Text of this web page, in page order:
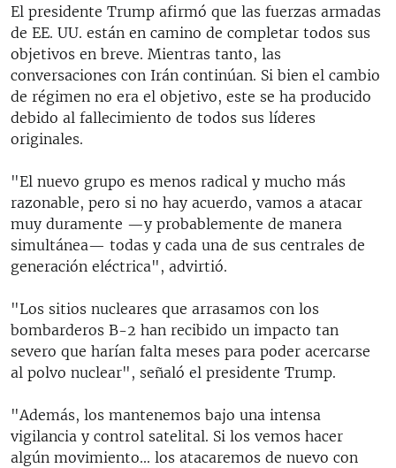
El presidente Trump afirmó que las fuerzas armadas
de EE. UU. están en camino de completar todos sus
objetivos en breve. Mientras tanto, las
conversaciones con Irán continúan. Si bien el cambio
de régimen no era el objetivo, este se ha producido
debido al fallecimiento de todos sus líderes
originales.
"El nuevo grupo es menos radical y mucho más
razonable, pero si no hay acuerdo, vamos a atacar
muy duramente —y probablemente de manera
simultánea— todas y cada una de sus centrales de
generación eléctrica", advirtió.
"Los sitios nucleares que arrasamos con los
bombarderos B-2 han recibido un impacto tan
severo que harían falta meses para poder acercarse
al polvo nuclear", señaló el presidente Trump.
"Además, los mantenemos bajo una intensa
vigilancia y control satelital. Si los vemos hacer
algún movimiento... los atacaremos de nuevo con